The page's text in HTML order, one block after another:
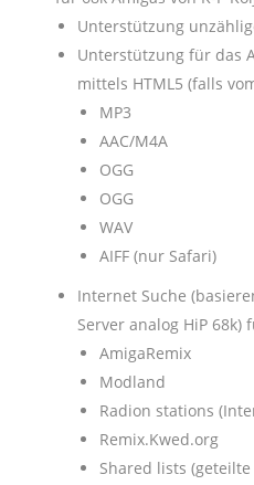
Unterstützung
Unterstützung für das
mittels HTML5 (falls
MP3
AAC/M4A
OGG
OGG
WAV
AIFF (nur Safari)
Internet Suche
Server analog HiP 68k)
AmigaRemix
Modland
Radion stations
Remix.Kwed.org
Shared lists